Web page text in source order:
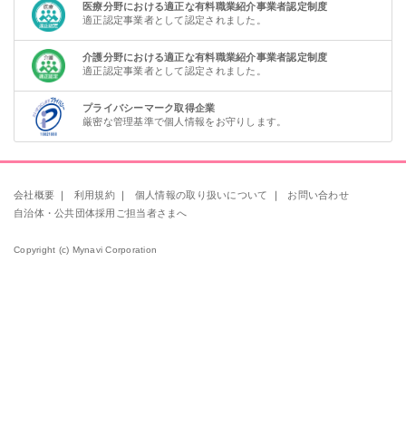
医療分野における適正な有料職業紹介事業者認定制度
適正認定事業者として認定されました。
介護分野における適正な有料職業紹介事業者認定制度
適正認定事業者として認定されました。
プライバシーマーク取得企業
厳密な管理基準で個人情報をお守りします。
会社概要 ｜ 利用規約 ｜ 個人情報の取り扱いについて ｜
お問い合わせ
自治体・公共団体採用ご担当者さまへ
Copyright (c) Mynavi Corporation